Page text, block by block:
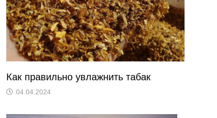
Как правильно увлажнить табак
04.04.2024